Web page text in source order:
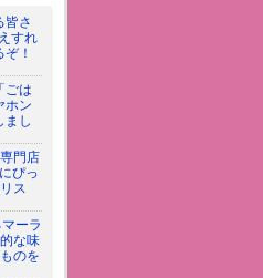
皆さ
すれ
！
ごは
ホン
まし
門店
ぴっ
ス
ーラ
な味
のを